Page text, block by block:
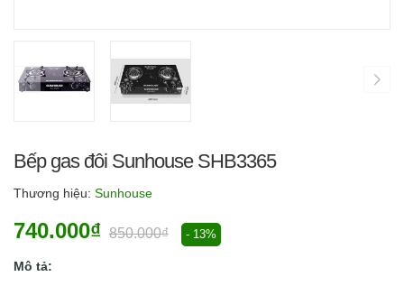
Bếp gas đôi Sunhouse SHB3365
Thương hiệu: Sunhouse
740.000₫ 850.000₫ - 13%
Mô tả: